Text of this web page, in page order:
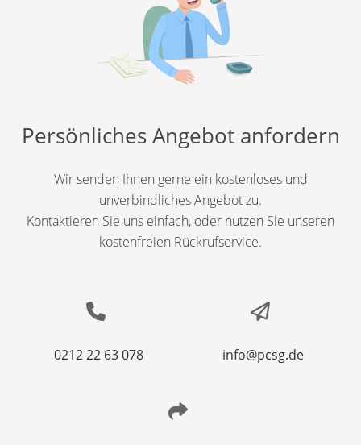
Persönliches Angebot anfordern
Wir senden Ihnen gerne ein kostenloses und
unverbindliches Angebot zu.
Kontaktieren Sie uns einfach, oder nutzen Sie unseren
kostenfreien Rückrufservice.
0212 22 63 078 info@pcsg.de